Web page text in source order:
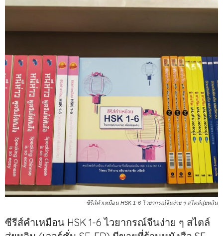
ซีรีส์คำเหมือน HSK 1-6 ไวยากรณ์จีนง่าย ๆ สไตล์สุ่ยหลิน
ซีรีส์คำเหมือน HSK 1-6 ไวยากรณ์จีนง่าย ๆ สไตล์